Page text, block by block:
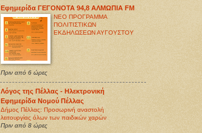
Εφημερίδα ΓΕΓΟΝΟΤΑ 94,8 ΑΛΜΩΠΙΑ FM
ΝΕΟ ΠΡΟΓΡΑΜΜΑ
ΠΟΛΙΤΙΣΤΙΚΩΝ
ΕΚΔΗΛΩΣΕΩΝ ΑΥΓΟΥΣΤΟΥ
Πριν από 6 ώρες
Λόγος της Πέλλας - Ηλεκτρονική
Εφημερίδα Νομού Πέλλας
Δήμος Πέλλας: Προσωρινή αναστολή
λειτουργίας όλων των παιδικών χαρών
Πριν από 8 ώρες